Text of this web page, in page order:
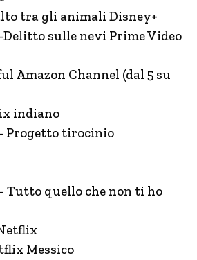
tra gli animali Disney+
sulle nevi Prime Video
Amazon Channel (dal 5 su
indiano
Progetto tirocinio
Tutto quello che non ti ho
Messico